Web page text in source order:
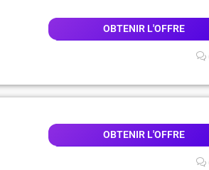
OBTENIR L'OFFRE
OBTENIR L'OFFRE